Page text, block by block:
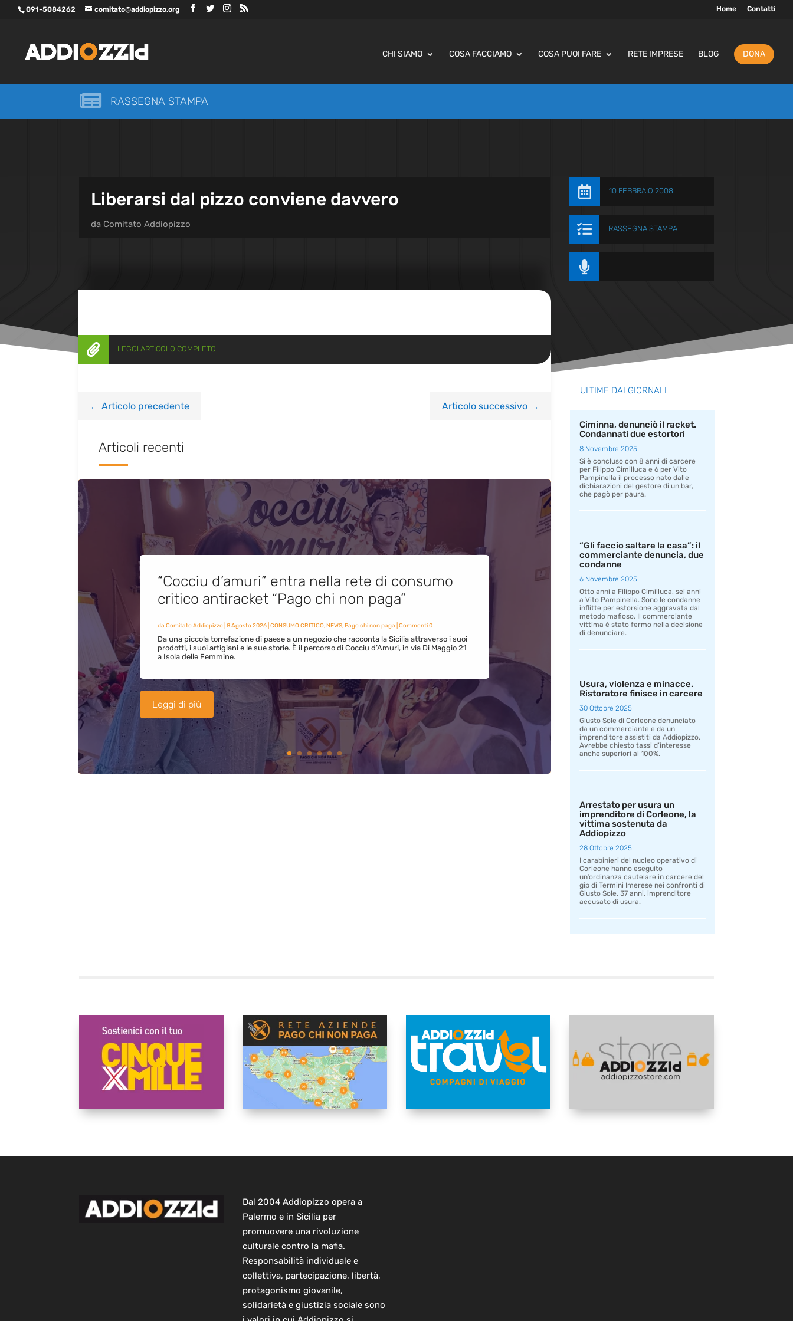
091-5084262 comitato@addiopizzo.org Home Contatti
CHI SIAMO COSA FACCIAMO COSA PUOI FARE RETE IMPRESE BLOG DONA
 RASSEGNA STAMPA
Liberarsi dal pizzo conviene davvero
da Comitato Addiopizzo
 10 FEBBRAIO 2008
 RASSEGNA STAMPA

 LEGGI ARTICOLO COMPLETO
← Articolo precedente Articolo successivo→
Articoli recenti
“Cocciu d’amuri” entra nella rete di consumo
critico antiracket “Pago chi non paga”
da Comitato Addiopizzo| 8 Agosto 2026| CONSUMO CRITICO,NEWS,Pago chi non paga | Commenti 0
Da una piccola torrefazione di paese a un negozio che racconta la Sicilia attraverso i suoi
prodotti, i suoi artigiani e le sue storie. È il percorso di Cocciu d’Amuri, in via Di Maggio 21
a Isola delle Femmine.
Leggi di più
ULTIME DAI GIORNALI
Ciminna, denunciò il racket.
Condannati due estortori
8 Novembre 2025
Si è concluso con 8 anni di carcere
per Filippo Cimilluca e 6 per Vito
Pampinella il processo nato dalle
dichiarazioni del gestore di un bar,
che pagò per paura.
“Gli faccio saltare la casa”: il
commerciante denuncia, due
condanne
6 Novembre 2025
Otto anni a Filippo Cimilluca, sei anni
a Vito Pampinella. Sono le condanne
inflitte per estorsione aggravata dal
metodo mafioso. Il commerciante
vittima è stato fermo nella decisione
di denunciare.
Usura, violenza e minacce.
Ristoratore finisce in carcere
30 Ottobre 2025
Giusto Sole di Corleone denunciato
da un commerciante e da un
imprenditore assistiti da Addiopizzo.
Avrebbe chiesto tassi d’interesse
anche superiori al 100%.
Arrestato per usura un
imprenditore di Corleone, la
vittima sostenuta da
Addiopizzo
28 Ottobre 2025
I carabinieri del nucleo operativo di
Corleone hanno eseguito
un’ordinanza cautelare in carcere del
gip di Termini Imerese nei confronti di
Giusto Sole, 37 anni, imprenditore
accusato di usura.
Dal 2004 Addiopizzo opera a
Palermo e in Sicilia per
promuovere una rivoluzione
culturale contro la mafia.
Responsabilità individuale e
collettiva, partecipazione, libertà,
protagonismo giovanile,
solidarietà e giustizia sociale sono